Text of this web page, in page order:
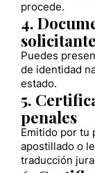
procede.
4.
solicitante
Puedes
de identidad
estado.
5.
penales
Emitido por tu
apostillado o
traducción